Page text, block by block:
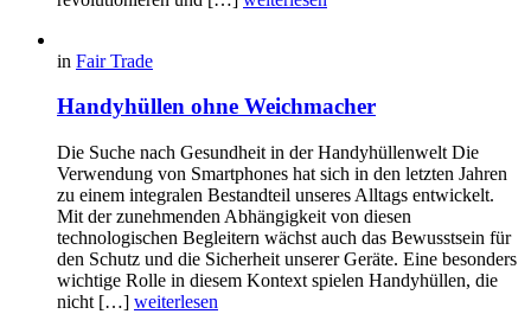
in Fair Trade
Handyhüllen ohne Weichmacher
Die Suche nach Gesundheit in der Handyhüllenwelt Die
Verwendung von Smartphones hat sich in den letzten Jahren
zu einem integralen Bestandteil unseres Alltags entwickelt.
Mit der zunehmenden Abhängigkeit von diesen
technologischen Begleitern wächst auch das Bewusstsein für
den Schutz und die Sicherheit unserer Geräte. Eine besonders
wichtige Rolle in diesem Kontext spielen Handyhüllen, die
nicht […] weiterlesen